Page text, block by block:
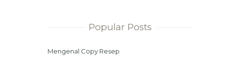
Popular Posts
Mengenal Copy Resep